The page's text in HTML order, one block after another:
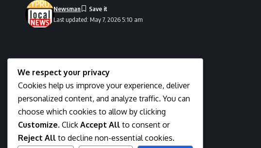
Last updated: May 7, 2026 5:10 am
Newsman
We respect your privacy
Cookies help us improve your experience, deliver
personalized content, and analyze traffic. You can
choose which cookies to allow by clicking
Customize. Click Accept All to consent or
Reject All to decline non-essential cookies.